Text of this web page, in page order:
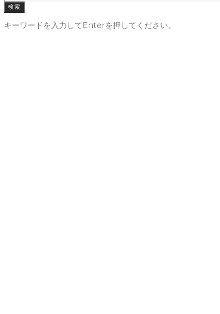
検索
キーワードを入力してEnterを押してください。